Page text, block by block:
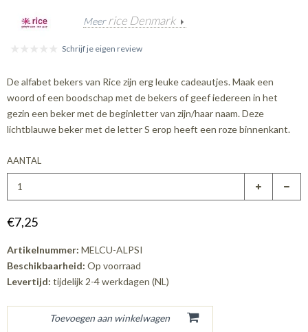
Meerrice Denmark
Schrijf je eigen review
De alfabet bekers van Rice zijn erg leuke cadeautjes. Maak een
woord of een boodschap met de bekers of geef iedereen in het
gezin een beker met de beginletter van zijn/haar naam. Deze
lichtblauwe beker met de letter S erop heeft een roze binnenkant.
AANTAL
€7,25
Artikelnummer: MELCU-ALPSI
Beschikbaarheid: Op voorraad
Levertijd: tijdelijk 2-4 werkdagen (NL)